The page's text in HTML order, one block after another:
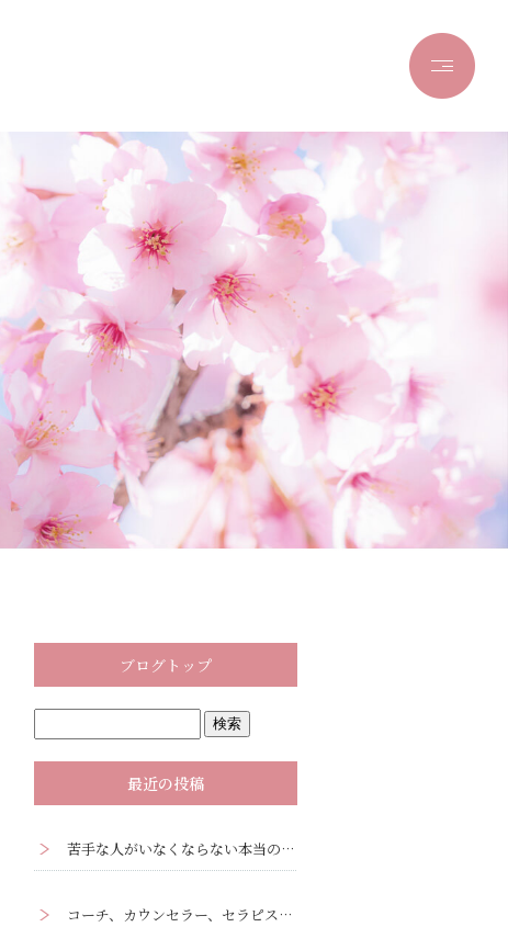
ブログトップ
最近の投稿
苦手な人がいなくならない本当の理由｜心理学の『投影』と『転移』ー人間関係克服ワークあり
コーチ、カウンセラー、セラピストがクライアントに観るべき3つの視点